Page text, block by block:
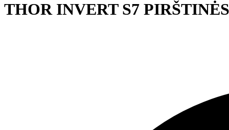
THOR INVERT S7 PIRŠTINĖS